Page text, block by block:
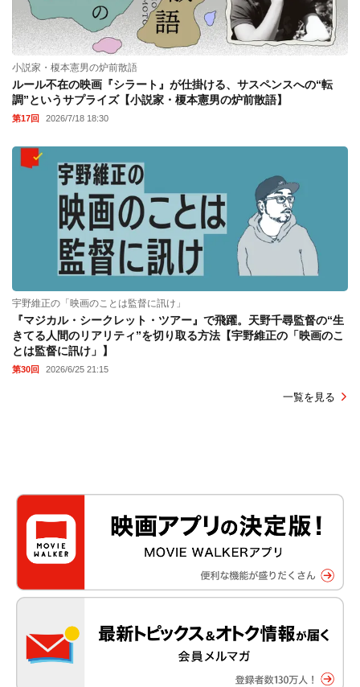
小説家・榎本憲男の炉前散語
ルール不在の映画『シラート』が仕掛ける、サスペンスへの“転
調”というサプライズ【小説家・榎本憲男の炉前散語】
第17回 2026/7/18 18:30
宇野維正の「映画のことは監督に訊け」
『マジカル・シークレット・ツアー』で飛躍。天野千尋監督の“生
きてる人間のリアリティ”を切り取る方法【宇野維正の「映画のこ
とは監督に訊け」】
第30回 2026/6/25 21:15
一覧を見る